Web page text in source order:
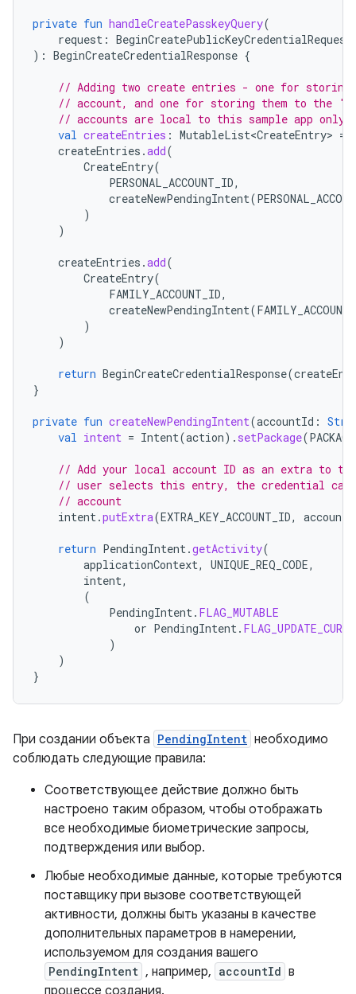
private fun handleCreatePasskeyQuery(
request : BeginCreatePublicKeyCredentialRequest
): BeginCreateCredentialResponse {
// Adding two create entries - one for
// account, and one for storing them to the
// accounts are local to this sample app only.
val createEntries : MutableList<CreateEntry> =
createEntries .add(
CreateEntry(
PERSONAL_ACCOUNT_ID,
createNewPendingIntent(
)
)
createEntries .add(
CreateEntry(
FAMILY_ACCOUNT_ID,
createNewPendingIntent(
)
)
return BeginCreateCredentialResponse(
}
private fun createNewPendingIntent(accountId :
val intent = Intent(action). setPackage(
// Add your local account ID as an extra to
// user selects this entry, the credential can
// account
intent.putExtra(EXTRA_KEY_ACCOUNT_ID,
return PendingIntent.getActivity(
applicationContext, UNIQUE_REQ_CODE,
intent,
(
PendingIntent. FLAG_MUTABLE
or PendingIntent.
)
)
}
При создании объекта PendingIntent необходимо
соблюдать следующие правила:
Соответствующее действие должно быть
настроено таким образом, чтобы отображать
все необходимые биометрические запросы,
подтверждения или выбор.
Любые необходимые данные, которые требуются
поставщику при вызове соответствующей
активности, должны быть указаны в качестве
дополнительных параметров в намерении,
используемом для создания вашего
PendingIntent , например, accountId в
процессе создания.